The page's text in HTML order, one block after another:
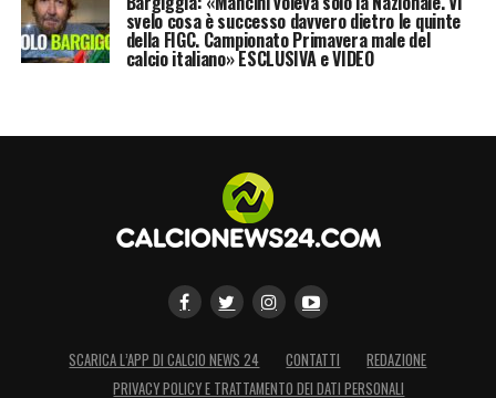
svelo cosa è successo davvero dietro le quinte
della FIGC. Campionato Primavera male del
calcio italiano» ESCLUSIVA e VIDEO
SCARICA L’APP DI CALCIO NEWS 24 CONTATTI
REDAZIONE
PRIVACY POLICY E TRATTAMENTO DEI DATI PERSONALI